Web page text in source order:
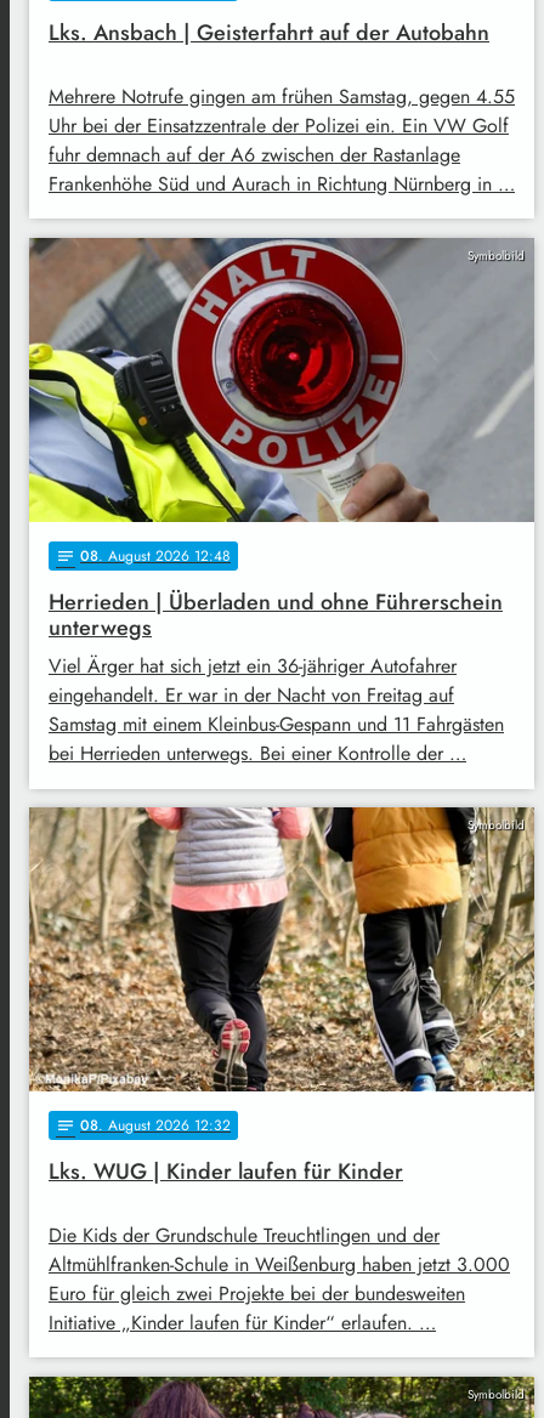
Lks. Ansbach | Geisterfahrt auf der Autobahn
Mehrere Notrufe gingen am frühen Samstag, gegen 4.55
Uhr bei der Einsatzzentrale der Polizei ein. Ein VW Golf
fuhr demnach auf der A6 zwischen der Rastanlage
Frankenhöhe Süd und Aurach in Richtung Nürnberg in …
Symbolbild
notes 08. August 2026 12:48
Herrieden | Überladen und ohne Führerschein
unterwegs
Viel Ärger hat sich jetzt ein 36-jähriger Autofahrer
eingehandelt. Er war in der Nacht von Freitag auf
Samstag mit einem Kleinbus-Gespann und 11 Fahrgästen
bei Herrieden unterwegs. Bei einer Kontrolle der …
Symbolbild
notes 08. August 2026 12:32
Lks. WUG | Kinder laufen für Kinder
Die Kids der Grundschule Treuchtlingen und der
Altmühlfranken-Schule in Weißenburg haben jetzt 3.000
Euro für gleich zwei Projekte bei der bundesweiten
Initiative „Kinder laufen für Kinder“ erlaufen. …
Symbolbild